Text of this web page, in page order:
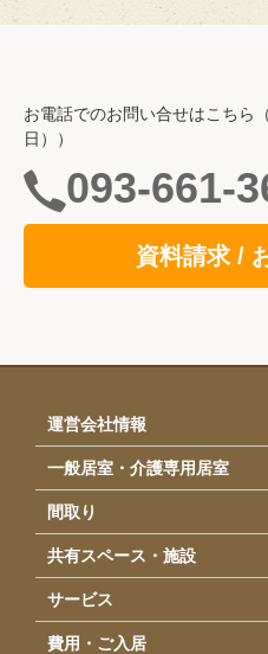
空室情報
一般居室・介護専用居室
自立支援の取り組み
共用スペース
採用情報
運営会社情報
アクセス
お問い合わせ
お電話でのお問い合せはこちら
日））
093-661-
資料請求 /
運営会社情報
一般居室・介護専用居室
間取り
共有スペース・施設
サービス
費用・ご入居